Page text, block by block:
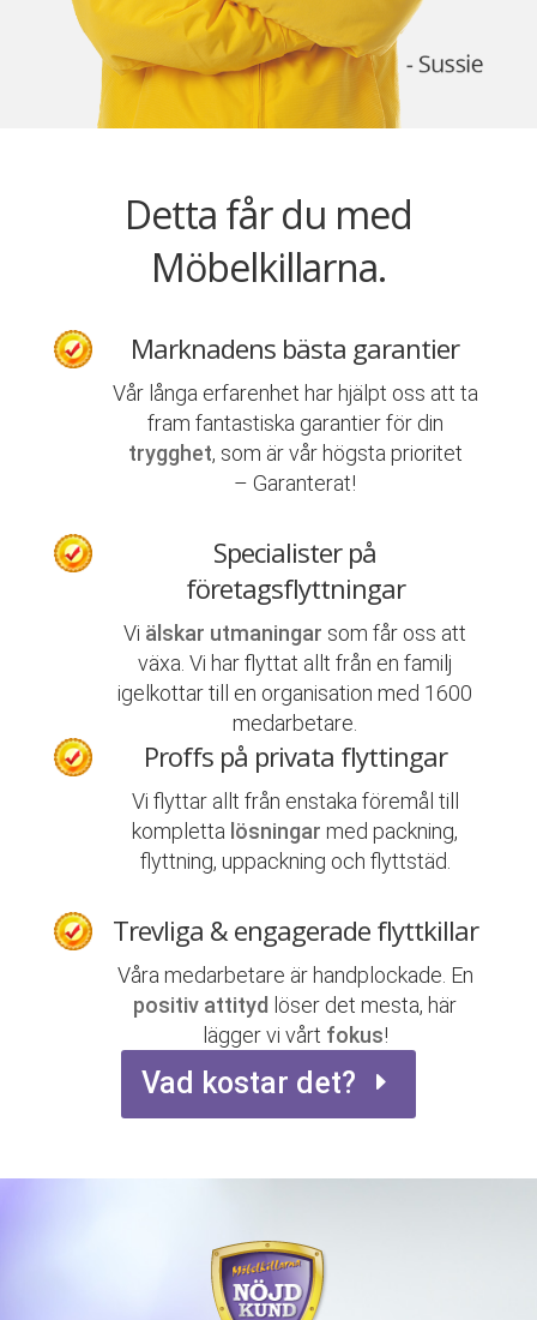
Detta får du med
Möbelkillarna.
Marknadens bästa garantier
Vår långa erfarenhet har hjälpt oss att ta
fram fantastiska garantier för din
trygghet, som är vår högsta prioritet
– Garanterat!
Specialister på
företagsflyttningar
Vi älskar utmaningar som får oss att
växa. Vi har flyttat allt från en familj
igelkottar till en organisation med 1600
medarbetare.
Proffs på privata flyttingar
Vi flyttar allt från enstaka föremål till
kompletta lösningar med packning,
flyttning, uppackning och flyttstäd.
Trevliga & engagerade flyttkillar
Våra medarbetare är handplockade. En
positiv attityd löser det mesta, här
lägger vi vårt fokus!
Vad kostar det?